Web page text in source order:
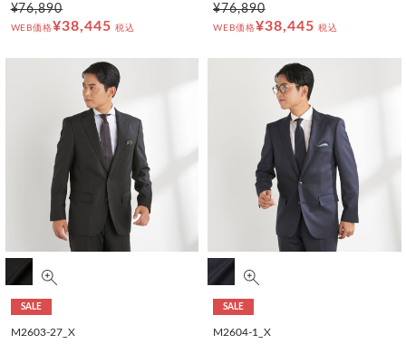
¥76,890
WEB価格¥38,445 税込
¥76,890
WEB価格¥38,445 税込
SALE
M2603-27_X
SALE
M2604-1_X